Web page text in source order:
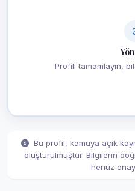
Profili tamamlayın,
Bu profil, kamuya açık
oluşturulmuştur. Bilgilerin
henüz